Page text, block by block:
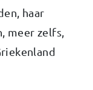
haar
meer zelfs,